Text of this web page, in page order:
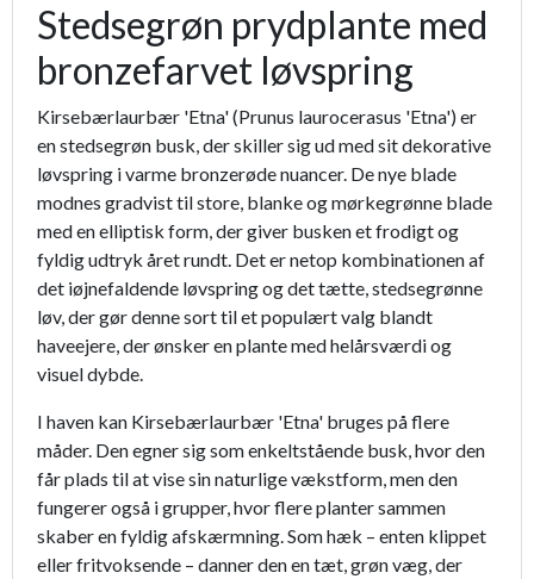
Stedsegrøn prydplante med
bronzefarvet løvspring
Kirsebærlaurbær 'Etna' (Prunus laurocerasus 'Etna') er
en stedsegrøn busk, der skiller sig ud med sit dekorative
løvspring i varme bronzerøde nuancer. De nye blade
modnes gradvist til store, blanke og mørkegrønne blade
med en elliptisk form, der giver busken et frodigt og
fyldig udtryk året rundt. Det er netop kombinationen af
det iøjnefaldende løvspring og det tætte, stedsegrønne
løv, der gør denne sort til et populært valg blandt
haveejere, der ønsker en plante med helårsværdi og
visuel dybde.
I haven kan Kirsebærlaurbær 'Etna' bruges på flere
måder. Den egner sig som enkeltstående busk, hvor den
får plads til at vise sin naturlige vækstform, men den
fungerer også i grupper, hvor flere planter sammen
skaber en fyldig afskærmning. Som hæk – enten klippet
eller fritvoksende – danner den en tæt, grøn væg, der